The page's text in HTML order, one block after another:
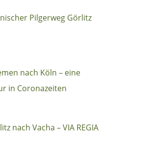
Pilgerweg Görlitz
nach Köln – eine
in Coronazeiten
nach Vacha – VIA REGIA